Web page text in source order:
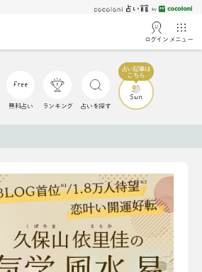
ログイン メニュー
無料占い ランキング 占いを探す